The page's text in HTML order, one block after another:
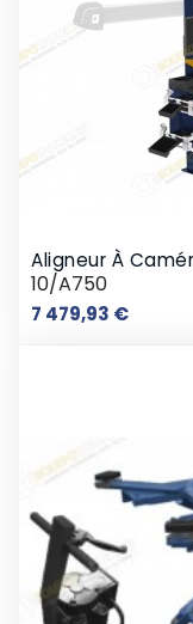
Aligneur À
10/A750
7 479,93 €Prix